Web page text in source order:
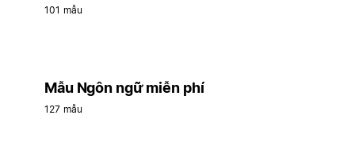
101 mẫu
Mẫu Ngôn ngữ miễn phí
127 mẫu